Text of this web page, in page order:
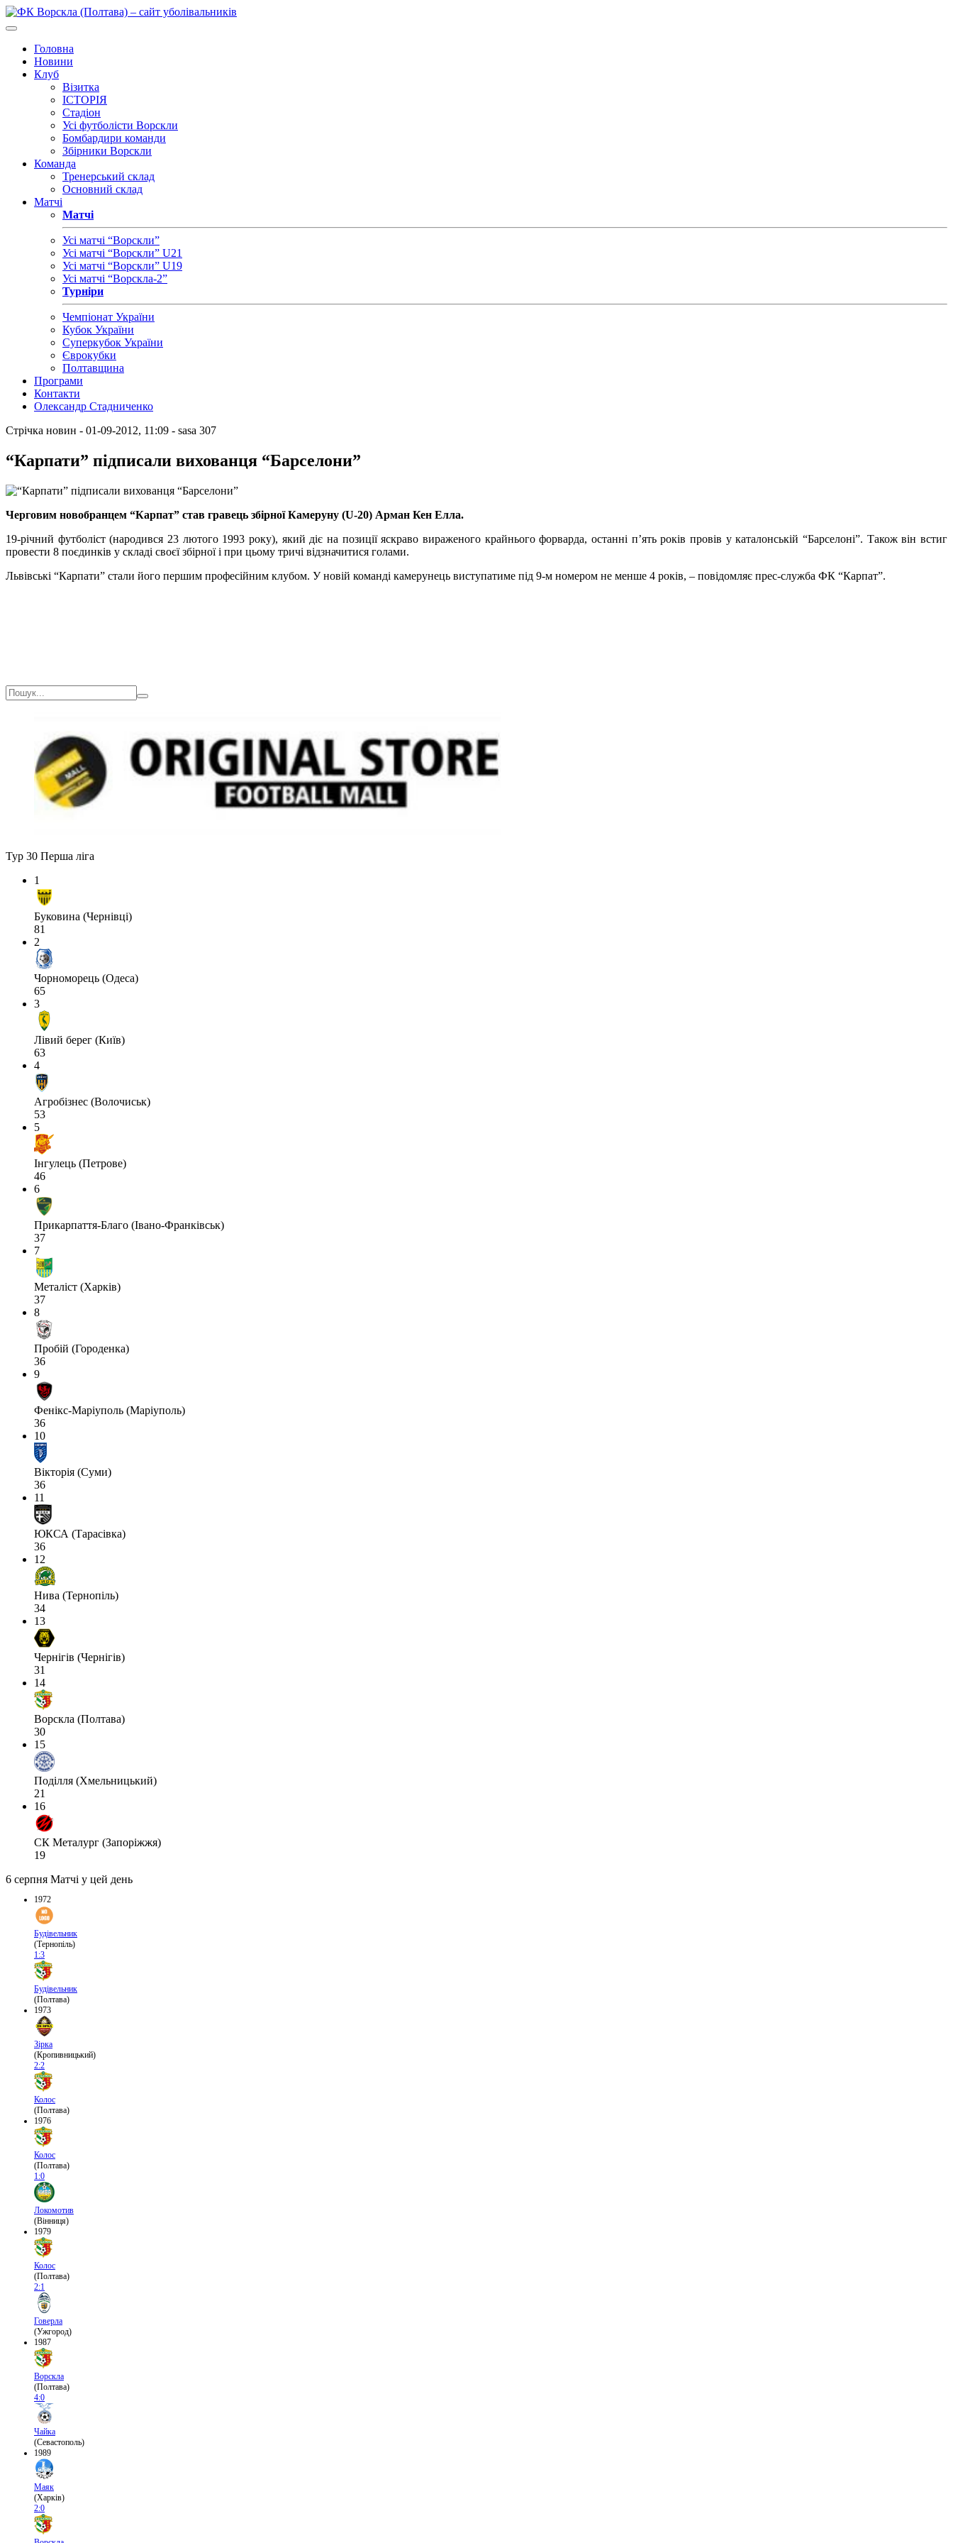
Головна
Новини
Клуб
Візитка
ІСТОРІЯ
Стадіон
Усі футболісти Ворскли
Бомбардири команди
Збірники Ворскли
Команда
Тренерський склад
Основний склад
Матчі
Матчі
Усі матчі “Ворскли”
Усі матчі “Ворскли” U21
Усі матчі “Ворскли” U19
Усі матчі “Ворскла-2”
Турніри
Чемпіонат України
Кубок України
Суперкубок України
Єврокубки
Полтавщина
Програми
Контакти
Олександр Стадниченко
Стрічка новин - 01-09-2012, 11:09 - sasa 307
“Карпати” підписали вихованця “Барселони”
Черговим новобранцем “Карпат” став гравець збірної Камеруну (U-20) Арман Кен Елла.
19-річний футболіст (народився 23 лютого 1993 року), який діє на позиції яскраво вираженого крайнього форварда, останні п’ять років провів у каталонській “Барселоні”. Також він встиг
провести 8 поєдинків у складі своєї збірної і при цьому тричі відзначитися голами.
Львівські “Карпати” стали його першим професійним клубом. У новій команді камерунець виступатиме під 9-м номером не менше 4 років, – повідомляє прес-служба ФК “Карпат”.
Тур 30 Перша ліга
1
Буковина (Чернівці)
81
2
Чорноморець (Одеса)
65
3
Лівий берег (Київ)
63
4
Агробізнес (Волочиськ)
53
5
Інгулець (Петрове)
46
6
Прикарпаття-Благо (Івано-Франківськ)
37
7
Металіст (Харків)
37
8
Пробій (Городенка)
36
9
Фенікс-Маріуполь (Маріуполь)
36
10
Вікторія (Суми)
36
11
ЮКСА (Тарасівка)
36
12
Нива (Тернопіль)
34
13
Чернігів (Чернігів)
31
14
Ворскла (Полтава)
30
15
Поділля (Хмельницький)
21
16
СК Металург (Запоріжжя)
19
6 серпня Матчі у цей день
1972
Будівельник
(Тернопіль)
1:3
Будівельник
(Полтава)
1973
Зірка
(Кропивницький)
2:2
Колос
(Полтава)
1976
Колос
(Полтава)
1:0
Локомотив
(Вінниця)
1979
Колос
(Полтава)
2:1
Говерла
(Ужгород)
1987
Ворскла
(Полтава)
4:0
Чайка
(Севастополь)
1989
Маяк
(Харків)
2:0